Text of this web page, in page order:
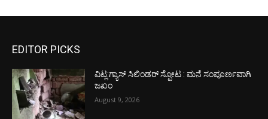
EDITOR PICKS
ವಿಟ್ಲ:ಗ್ಯಾಸ್ ಸಿಲಿಂಡರ್ ಸ್ಪೋಟ : ಮನೆ ಸಂಪೂರ್ಣವಾಗಿ
ಜಖಂ
August 9, 2026